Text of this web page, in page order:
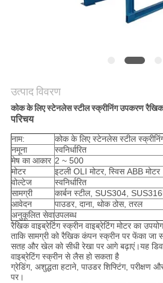
गोपनीयता
नीति
उत्पाद विवरण
कोक के लिए स्टेनलेस स्टील स्क्रीनिंग उपकरण
परिचय
नाम:
कोक के लिए स्टेनलेस स्टील
नमूना
स्वनिर्धारित
मेष का आकार 2 ~ 500
मोटर
इटली OLI मोटर, स्विस ABB मोटर
वोल्टेज
स्वनिर्धारित
सामग्री
कार्बन स्टील, SUS304,
आवेदन
पाउडर, दाना, थोक ठोस, तरल
अनुकूलित सेवाउपलब्ध
रैखिक वाइब्रेटिंग स्क्रीन वाइब्रेटिंग मोटर का
ताकि सामग्री को रैखिक कंपन स्क्रीन पर फेंका जा
सतह और खेल को सीधी रेखा पर आगे बढ़ाएं।यह
वाइब्रेटिंग स्क्रीन से लैस हो सकता है
ग्रेडिंग, अशुद्धता हटाने, पाउडर शिफ्टिंग, परीक्षण
पर।